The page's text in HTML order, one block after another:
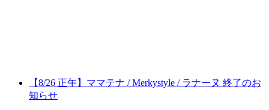
【8/26 正午】ママテナ / Merkystyle / ラナーヌ 終了のお
知らせ